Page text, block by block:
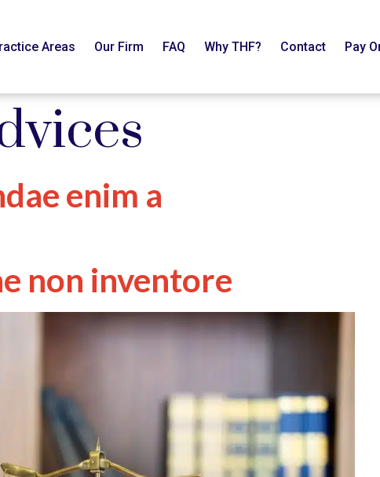
Areas Our Firm FAQ Why THF? Contact Pay
enim a
non inventore